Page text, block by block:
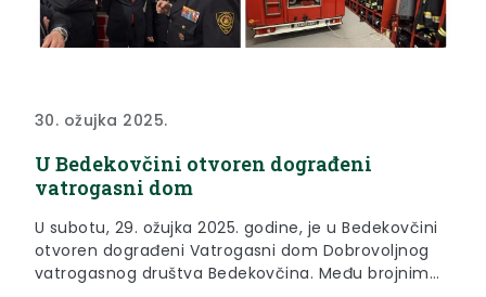
30. ožujka 2025.
U Bedekovčini otvoren dograđeni
vatrogasni dom
U subotu, 29. ožujka 2025. godine, je u Bedekovčini
otvoren dograđeni Vatrogasni dom Dobrovoljnog
vatrogasnog društva Bedekovčina. Među brojnim